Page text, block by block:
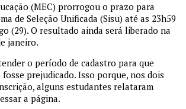
(MEC) prorrogou o prazo para
de Seleção Unificada (Sisu) até as 23h59
(29). O resultado ainda será liberado na
janeiro.
o período de cadastro para que
prejudicado. Isso porque, nos dois
alguns estudantes relataram
a página.